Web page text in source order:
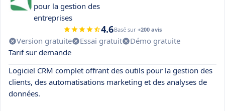
pour la gestion des
entreprises
4.6Basé sur +200 avis
Version gratuite Essai gratuit
Démo gratuite
Tarif sur demande
Logiciel CRM complet offrant des outils pour la gestion des
clients, des automatisations marketing et des analyses de
données.